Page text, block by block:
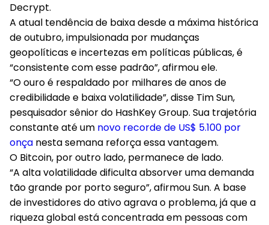
Decrypt.
A atual tendência de baixa desde a máxima histórica
de outubro, impulsionada por mudanças
geopolíticas e incertezas em políticas públicas, é
“consistente com esse padrão”, afirmou ele.
“O ouro é respaldado por milhares de anos de
credibilidade e baixa volatilidade”, disse Tim Sun,
pesquisador sênior do HashKey Group. Sua trajetória
constante até um novo recorde de US$ 5.100 por
onça nesta semana reforça essa vantagem.
O Bitcoin, por outro lado, permanece de lado.
“A alta volatilidade dificulta absorver uma demanda
tão grande por porto seguro”, afirmou Sun. A base
de investidores do ativo agrava o problema, já que a
riqueza global está concentrada em pessoas com